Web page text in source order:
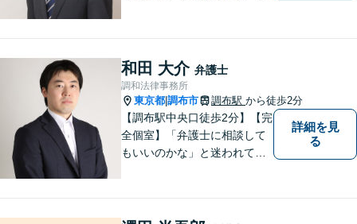
和田 大介 弁護士
調和法律事務所
東京都 調布市 調布駅 から徒歩2分
【調布駅中央口徒歩2分】【完
全個室】「弁護士に相談して
もいいのかな」と迷われてい
詳細を見
る